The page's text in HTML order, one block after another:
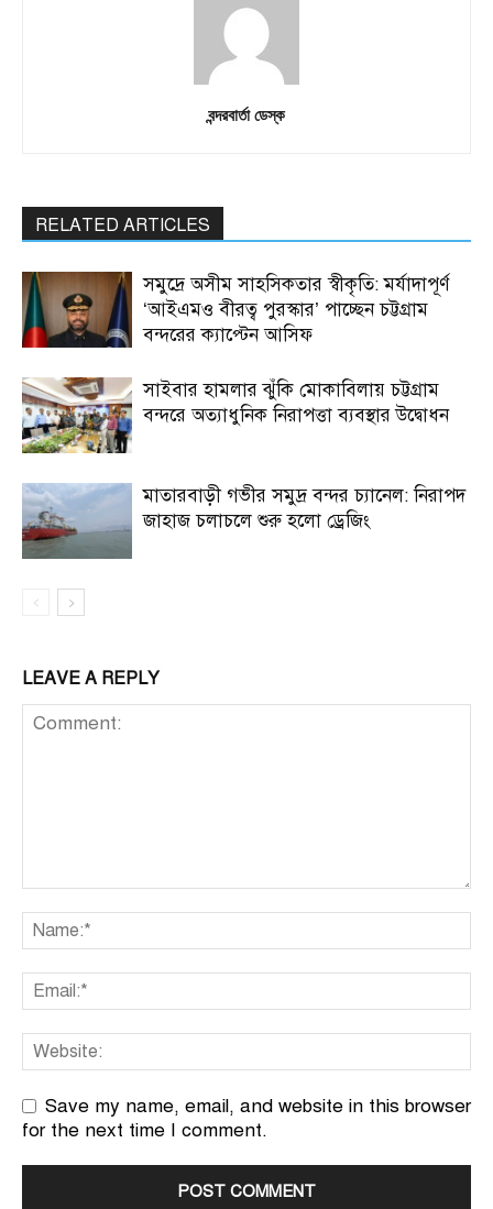
বন্দরবার্তা ডেস্ক
RELATED ARTICLES
সমুদ্রে অসীম সাহসিকতার স্বীকৃতি: মর্যাদাপূর্ণ
‘আইএমও বীরত্ব পুরস্কার’ পাচ্ছেন চট্টগ্রাম
বন্দরের ক্যাপ্টেন আসিফ
সাইবার হামলার ঝুঁকি মোকাবিলায় চট্টগ্রাম
বন্দরে অত্যাধুনিক নিরাপত্তা ব্যবস্থার উদ্বোধন
মাতারবাড়ী গভীর সমুদ্র বন্দর চ্যানেল: নিরাপদ
জাহাজ চলাচলে শুরু হলো ড্রেজিং
LEAVE A REPLY
Save my name, email, and website in this browser
for the next time I comment.